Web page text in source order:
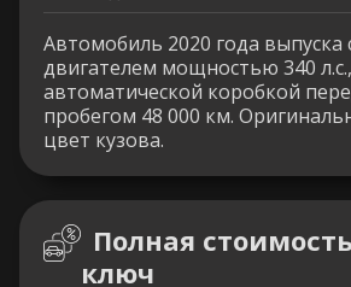
Автомобиль 2020 года выпуска
двигателем мощностью 340 л.с.,
автоматической коробкой
пробегом 48 000 км.
цвет кузова.
Полная
ключ